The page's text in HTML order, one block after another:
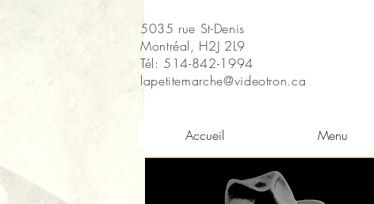
5035 rue St-Denis
Montréal, H2J 2L9
Tél: 514-842-1994
lapetitemarche@videotron.ca
Accueil Menu